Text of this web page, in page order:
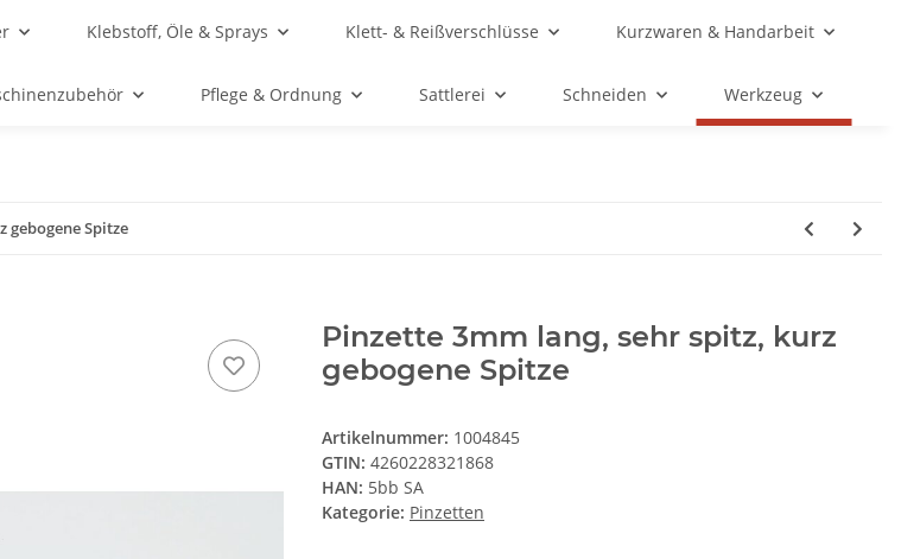
Klebstoff, Öle & Sprays Klett- & Reißverschlüsse Kurzwaren & Handarbeit
Pflege & Ordnung Sattlerei Schneiden Werkzeug
gebogene Spitze
Pinzette 3mm lang, sehr spitz, kurz
gebogene Spitze
Artikelnummer: 1004845
GTIN: 4260228321868
HAN: 5bb SA
Kategorie: Pinzetten